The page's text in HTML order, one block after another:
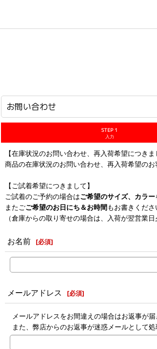
お問い合わせ
STEP 1
入力
【在庫状況のお問い合わせ、再入荷希望につきま
商品の在庫状況のお問い合わせ、再入荷希望のお
【ご試着希望につきまして】
ご試着のご予約の場合はご希望のサイズ、カラー
またごご希望のお日にち＆お時間もお書きくださ
（倉庫からの取り寄せの場合は、入荷が翌営業
お名前 [必須]
メールアドレス [必須]
メールアドレスをお間違えの場合はお返事が
また、弊店からのお返事が迷惑メールとして